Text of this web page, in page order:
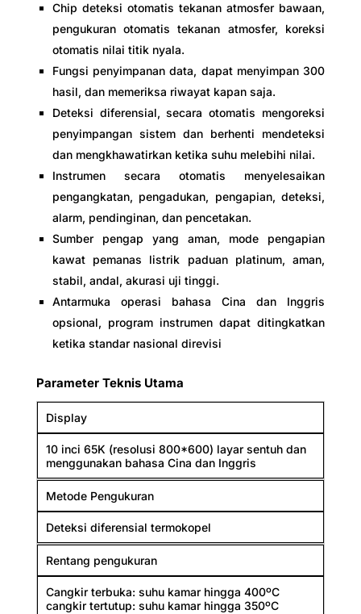
Chip deteksi otomatis tekanan atmosfer bawaan,
pengukuran otomatis tekanan atmosfer, koreksi
otomatis nilai titik nyala.
Fungsi penyimpanan data, dapat menyimpan 300
hasil, dan memeriksa riwayat kapan saja.
Deteksi diferensial, secara otomatis mengoreksi
penyimpangan sistem dan berhenti mendeteksi
dan mengkhawatirkan ketika suhu melebihi nilai.
Instrumen secara otomatis menyelesaikan
pengangkatan, pengadukan, pengapian, deteksi,
alarm, pendinginan, dan pencetakan.
Sumber pengap yang aman, mode pengapian
kawat pemanas listrik paduan platinum, aman,
stabil, andal, akurasi uji tinggi.
Antarmuka operasi bahasa Cina dan Inggris
opsional, program instrumen dapat ditingkatkan
ketika standar nasional direvisi
Parameter Teknis Utama
Display
10 inci 65K (resolusi 800*600) layar sentuh dan
menggunakan bahasa Cina dan Inggris
Metode Pengukuran
Deteksi diferensial termokopel
Rentang pengukuran
Cangkir terbuka: suhu kamar hingga 400ºC
cangkir tertutup: suhu kamar hingga 350ºC